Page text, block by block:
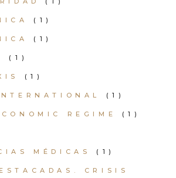
(1)
(1)
(1)
(1)
(1)
REGIME (1)
MÉDICAS (1)
CRISIS